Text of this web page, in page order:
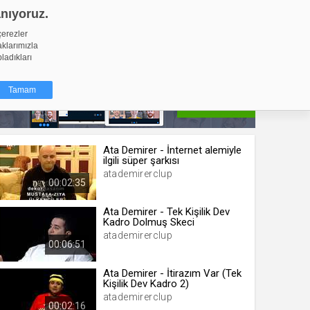
Tamam
küçük
İzniniz şu
hale
bir
00:02:35
Ata Demirer - İnternet alemiyle
ilgili süper şarkısı
atademirerclup
00:06:51
Ata Demirer - Tek Kişilik Dev
Kadro Dolmuş Skeci
atademirerclup
00:02:16
Ata Demirer - İtirazım Var (Tek
Kişilik Dev Kadro 2)
atademirerclup